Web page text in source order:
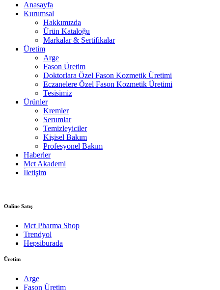
Anasayfa
Kurumsal
Hakkımızda
Ürün Kataloğu
Markalar & Sertifikalar
Üretim
Arge
Fason Üretim
Doktorlara Özel Fason Kozmetik Üretimi
Eczanelere Özel Fason Kozmetik Üretimi
Tesisimiz
Ürünler
Kremler
Serumlar
Temizleyiciler
Kişisel Bakım
Profesyonel Bakım
Haberler
Mct Akademi
İletişim
Online Satış
Mct Pharma Shop
Trendyol
Hepsiburada
Üretim
Arge
Fason Üretim